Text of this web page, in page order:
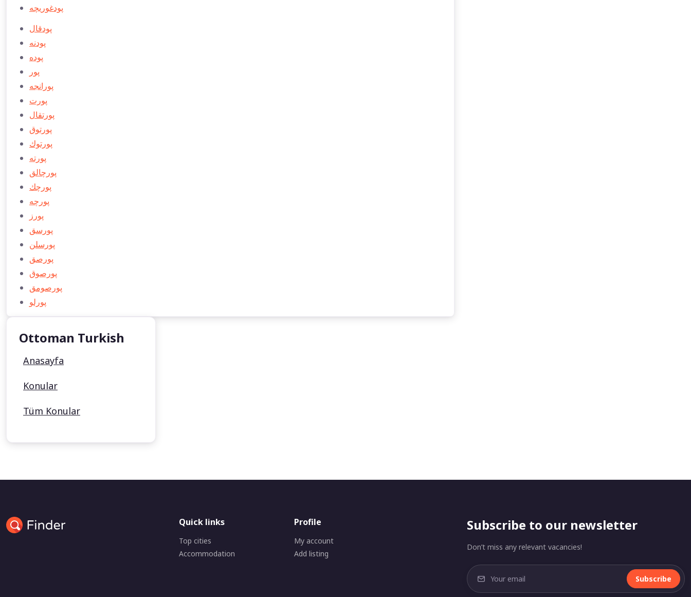
پودغوريچه
پودقال
پودنه
پوده
پور
پورانجه
پورت
پورتقال
پورتوق
پورتوك
پورته
پورچالق
پورچك
پورچه
پورز
پورسق
پورسلن
پورصق
پورصوق
پورصومق
پورلو
Ottoman Turkish
Anasayfa
Konular
Tüm Konular
Quick links
Top cities
Accommodation
Profile
My account
Add listing
Subscribe to our newsletter
Don’t miss any relevant vacancies!
Subscribe